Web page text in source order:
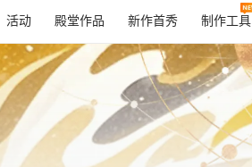
活动 殿堂作品 新作首秀 制作工具